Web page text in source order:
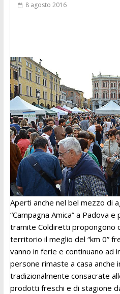
8 agosto 2016
Aperti anche nel bel mezzo di
“Campagna Amica” a Padova
tramite Coldiretti propongono
territorio il meglio del “km 0”
vanno in ferie e continuano ad
persone rimaste a casa anche
tradizionalmente consacrate
prodotti freschi e di stagione